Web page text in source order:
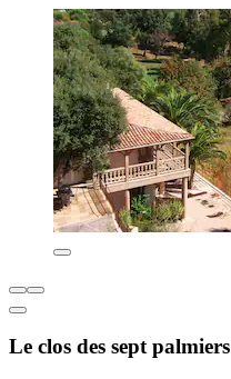
Le clos des sept palmiers